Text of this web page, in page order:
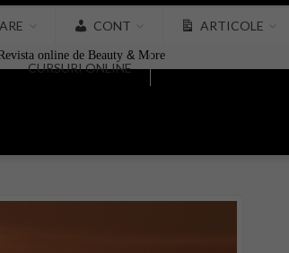
CONT ARTICOLE
CURSURI ONLINE
online de Beauty & More